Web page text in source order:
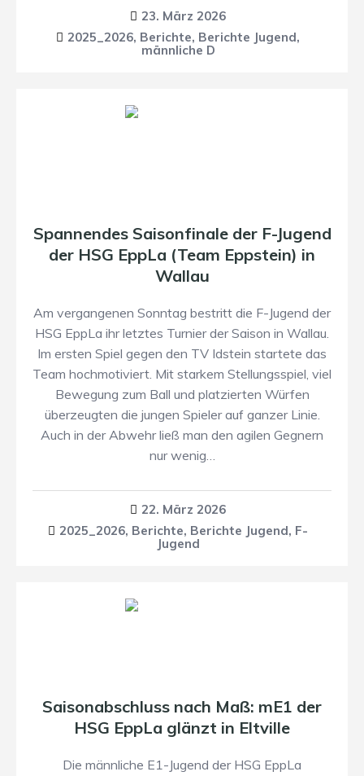
23. März 2026
2025_2026, Berichte, Berichte Jugend,
männliche D
Spannendes Saisonfinale der F-Jugend
der HSG EppLa (Team Eppstein) in
Wallau
Am vergangenen Sonntag bestritt die F-Jugend der
HSG EppLa ihr letztes Turnier der Saison in Wallau.
Im ersten Spiel gegen den TV Idstein startete das
Team hochmotiviert. Mit starkem Stellungsspiel, viel
Bewegung zum Ball und platzierten Würfen
überzeugten die jungen Spieler auf ganzer Linie.
Auch in der Abwehr ließ man den agilen Gegnern
nur wenig…
22. März 2026
2025_2026, Berichte, Berichte Jugend, F-
Jugend
Saisonabschluss nach Maß: mE1 der
HSG EppLa glänzt in Eltville
​​Die männliche E1-Jugend der HSG EppLa